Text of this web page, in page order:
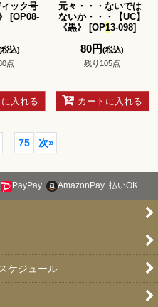
ック号
[OP08-
税込)
点
入れる
元々・・・ないでは
ないか・・・【UC】
《黒》
[OP13-098]
80円(税込)
残り105点
カートに入れる
75 次»
PayPay AmazonPay 払いOK
ケジュール